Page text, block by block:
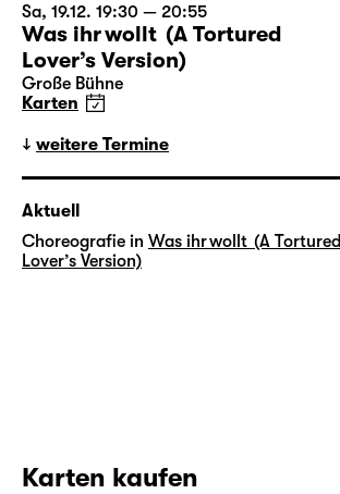
Sa, 19.12. 19:30 — 20:55
Was ihr wollt (A Tortured
Lover’s Version)
Große Bühne
Karten
weitere Termine
Aktuell
Choreografie in Was ihr wollt (A Tortured
Lover’s Version)
Karten kaufen